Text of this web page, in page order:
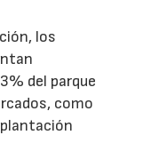
los
del parque
como